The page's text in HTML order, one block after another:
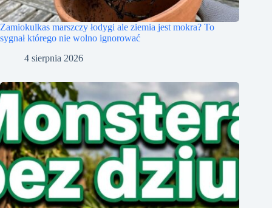
Zamiokulkas marszczy łodygi ale ziemia jest mokra? To
sygnał którego nie wolno ignorować
4 sierpnia 2026